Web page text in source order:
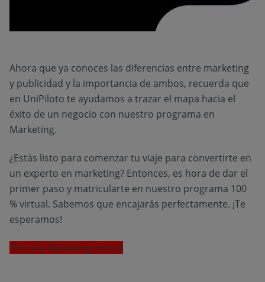
Ahora que ya conoces las diferencias entre marketing
y publicidad y la importancia de ambos, recuerda que
en UniPiloto te ayudamos a trazar el mapa hacia el
éxito de un negocio con nuestro programa en
Marketing.
¿Estás listo para comenzar tu viaje para convertirte en
un experto en marketing? Entonces, es hora de dar el
primer paso y matricularte en nuestro programa 100
% virtual. Sabemos que encajarás perfectamente. ¡Te
esperamos!
Estudia Marketing virtual